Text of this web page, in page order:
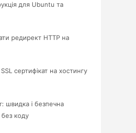
для Ubuntu та
редирект HTTP на
сертифікат на хостингу
швидка і безпечна
без коду